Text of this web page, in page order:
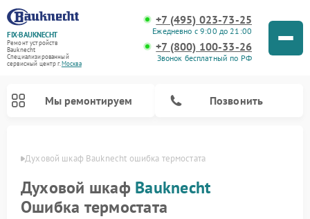
FIX-BAUKNECHT
Ремонт устройств
Bauknecht
Специализированный
cервисный центр г.Москва
+7 (495) 023-73-25
Ежедневно с 9:00 до 21:00
+7 (800) 100-33-26
Звонок бесплатный по РФ
Мы ремонтируем Позвонить
Духовой шкаф Bauknecht ошибка термостата
Духовой шкаф Bauknecht
Ошибка термостата